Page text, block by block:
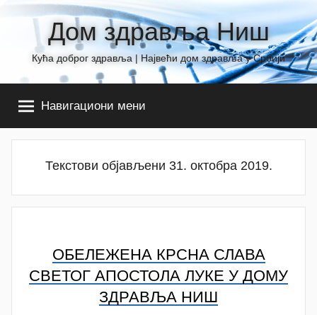
content
Дом здравља Ниш
Кућа доброг здравља | Највећи дом здравља у Србији
Навигациони мени
Текстови објављени 31. октобра 2019.
ОБЕЛЕЖЕНА КРСНА СЛАВА
СВЕТОГ АПОСТОЛА ЛУКЕ У ДОМУ
ЗДРАВЉА НИШ